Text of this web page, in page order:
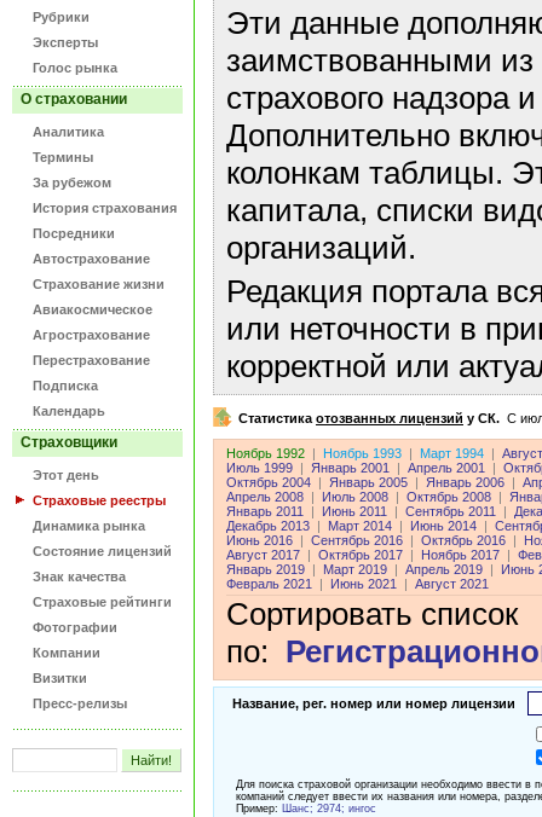
Рубрики
Эксперты
Голос рынка
О страховании
Аналитика
Термины
За рубежом
История страхования
Посредники
Автострахование
Страхование жизни
Авиакосмическое
Агрострахование
Перестрахование
Подписка
Календарь
Страховщики
Этот день
Страховые реестры
Динамика рынка
Состояние лицензий
Знак качества
Страховые рейтинги
Фотографии
Компании
Визитки
Пресс-релизы
Эти данные
заимствованными
страхового надзора
Дополнительно
колонкам таблицы.
капитала, списки
организаций.
Редакция портала
или неточности в
корректной или
Статистика отозванных лицензий у СК. C
Ноябрь 1992 Ноябрь 1993 Март 1994
Июль 1999
Январь 2001 Апрель 2001
Октябрь 2004
Январь 2005 Январь 2006
Апрель 2008
Июль 2008 Октябрь 2008
Январь 2011
Июнь 2011 Сентябрь 2011
Декабрь 2013
Март 2014 Июнь 2014
Июнь 2016
Сентябрь 2016 Октябрь 2016
Август 2017
Октябрь 2017 Ноябрь 2017
Январь 2019
Март 2019 Апрель 2019
Июнь
Февраль 2021
Июнь 2021 Август 2021
Сортировать список
по:
Название, рег. номер или номер лицензии
Для поиска страховой организации необходимо ввести
компаний следует ввести их названия или номера,
Пример: Шанс; 2974; ингос